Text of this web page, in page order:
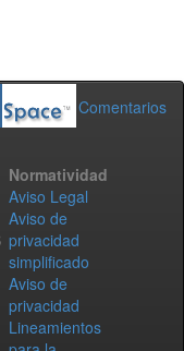
Comentarios
Normatividad
Aviso Legal
Aviso de
privacidad
simplificado
Aviso de
privacidad
Lineamientos